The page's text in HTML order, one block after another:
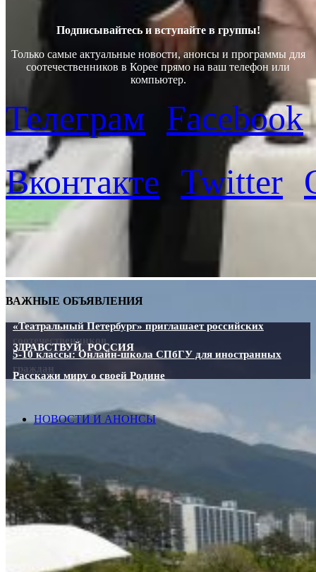
Подписывайтесь и вступайте в группы!
Только самые актуальные новости, анонсы и программы для
соотечественников в Корее прямо на ваш телефон или
компьютер.
Телеграм Facebook
Вконтакте Twitter
ВАЖНЫЕ ОБЪЯВЛЕНИЯ
«Театральный Петербург» приглашает российских
соотечественников
ЗДРАВСТВУЙ, РОССИЯ
5-10 классы: Онлайн-школа СПбГУ для иностранных
граждан
Расскажи миру о своей Родине
НОВОСТИ И АНОНСЫ